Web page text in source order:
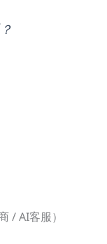
/ AI客服）